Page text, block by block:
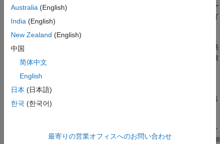
れています。MATLAB はこれらのファイルを使用して、パッケー
ジに含まれるカスタム メッセージを使用するために必要なファイ
ルを生成します。
この例では、MATLAB で ROS カスタム メッセージを作成し、共
有可能な ZIP アーカイブに圧縮します。必要な
ファイルが含
まれる ROS パッケージがなければなりません。
カスタム メッセージ パッケージ フォルダーを準備したら、親フ
を呼び出
します。
新しい MATLAB セッションを開き、カスタム メッセージ パッケ
ージ フォルダーをローカル フォルダーに作成します。Windows®
Australia (English)
India (English)
New Zealand (English)
中国
简体中文
English
日本 (日本語)
한국 (한국어)
最寄りの営業オフィスへのお問い合わせ